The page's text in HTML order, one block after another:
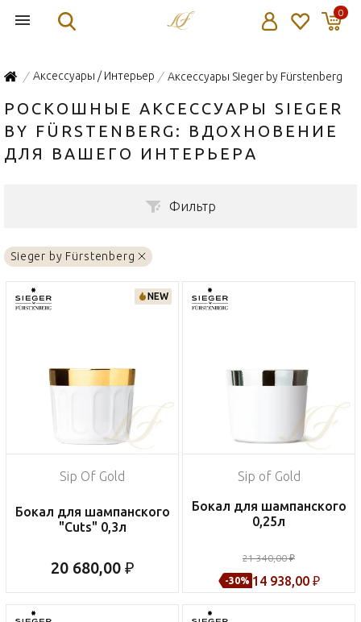
0
/ Аксессуары / Интерьер / Аксессуары Sieger by Fürstenberg
РОСКОШНЫЕ АКСЕССУАРЫ SIEGER
BY FÜRSTENBERG: ВДОХНОВЕНИЕ
ДЛЯ ВАШЕГО ИНТЕРЬЕРА
Фильтр
Sieger by Fürstenberg
NEW
Sip Of Gold
Бокал для шампанского
"Cuts" 0,3л
20 680,00 ₽
Sip of Gold
Бокал для шампанского
0,25л
21 340,00 ₽
-30% 14 938,00 ₽